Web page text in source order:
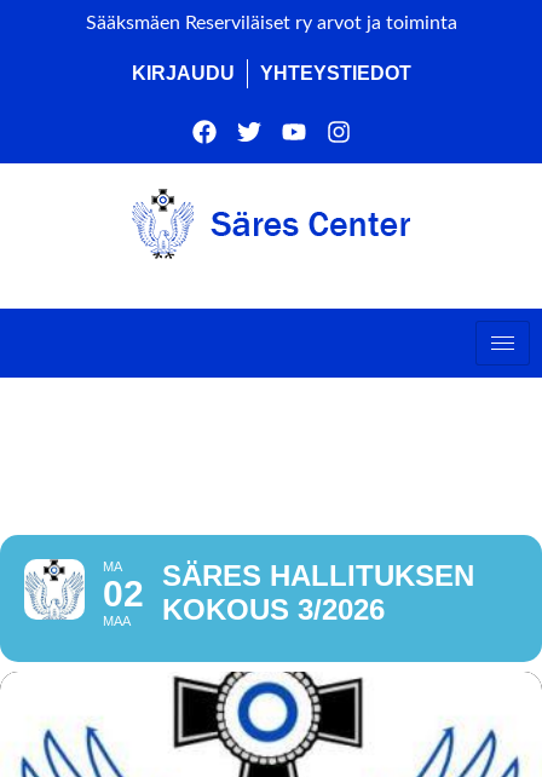
Sääksmäen Reserviläiset ry arvot ja toiminta
KIRJAUDU YHTEYSTIEDOT
MA
02
MAA
SÄRES HALLITUKSEN
KOKOUS 3/2026